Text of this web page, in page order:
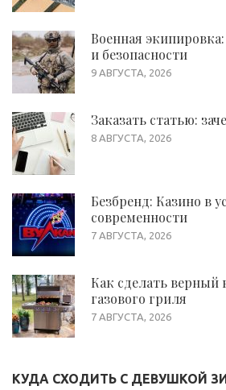
Военная
и безопасности
9 АВГУСТА, 2026
Заказать статью:
8 АВГУСТА, 2026
Безбренд: Казино в
современности
7 АВГУСТА, 2026
Как сделать верный
газового гриля
7 АВГУСТА, 2026
КУДА СХОДИТЬ С ДЕВУШКОЙ